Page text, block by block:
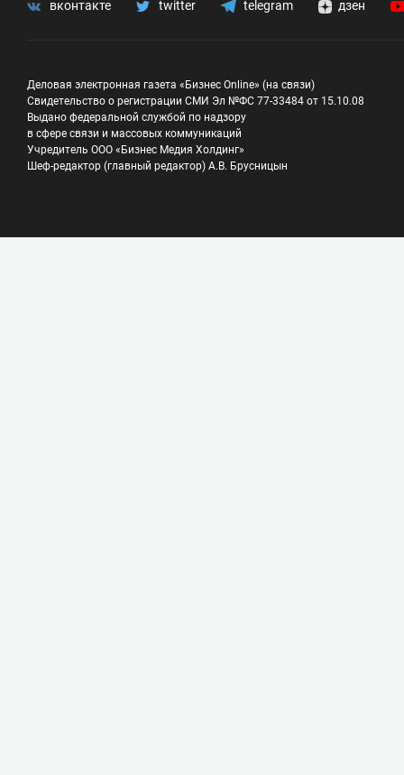
вконтакте twitter telegram дзен
Деловая электронная газета «Бизнес Online» (на связи)
Свидетельство о регистрации СМИ Эл №ФС 77-33484 от 15.10.08
Выдано федеральной службой по надзору
в сфере связи и массовых коммуникаций
Учредитель ООО «Бизнес Медия Холдинг»
Шеф-редактор (главный редактор) А.В. Брусницын